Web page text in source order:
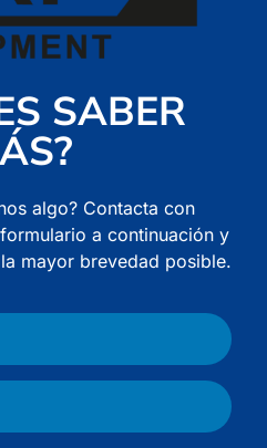
SABER
algo? Contacta con
a continuación y
mayor brevedad posible.